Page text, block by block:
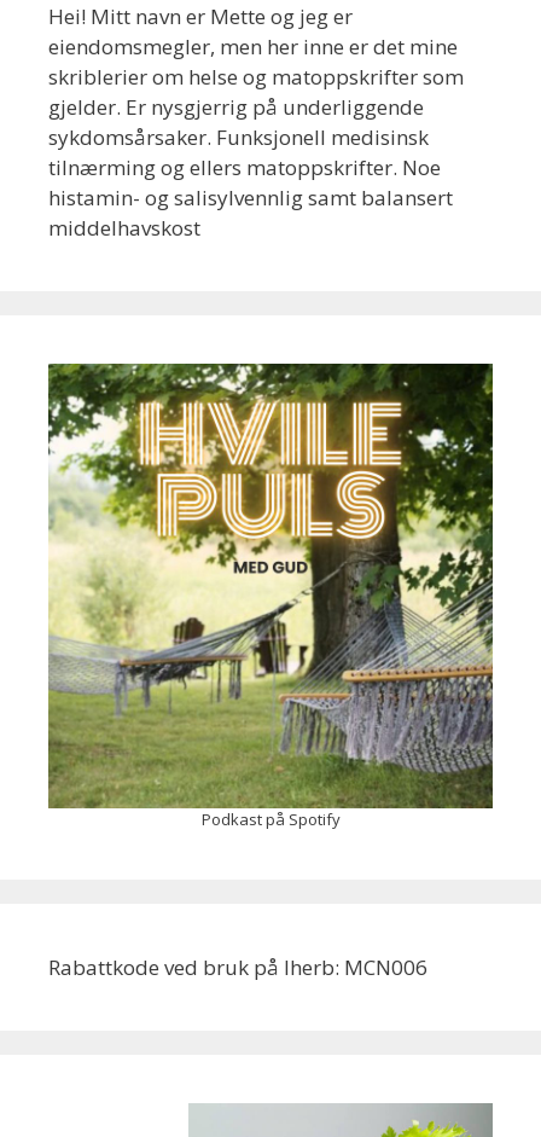
Hei! Mitt navn er Mette og jeg er
eiendomsmegler, men her inne er det mine
skriblerier om helse og matoppskrifter som
gjelder. Er nysgjerrig på underliggende
sykdomsårsaker. Funksjonell medisinsk
tilnærming og ellers matoppskrifter. Noe
histamin- og salisylvennlig samt balansert
middelhavskost
Podkast på Spotify
Rabattkode ved bruk på Iherb: MCN006